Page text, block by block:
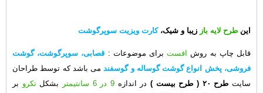
این طرح لایه باز زیبا و شیک، کارت ویزیت سوپرگوشت
قابل چاپ به روش افست برای موضوعات : قصابی، سوپرگوشت، گوشت
فروشی، پخش انواع گوشت گوساله و گوسفند می باشد که توسط طراحان
سایت طرح ۲۰ ( طرح بیست )در اندازه 9 در 6 سانتیمتر بشکلتکرو بر